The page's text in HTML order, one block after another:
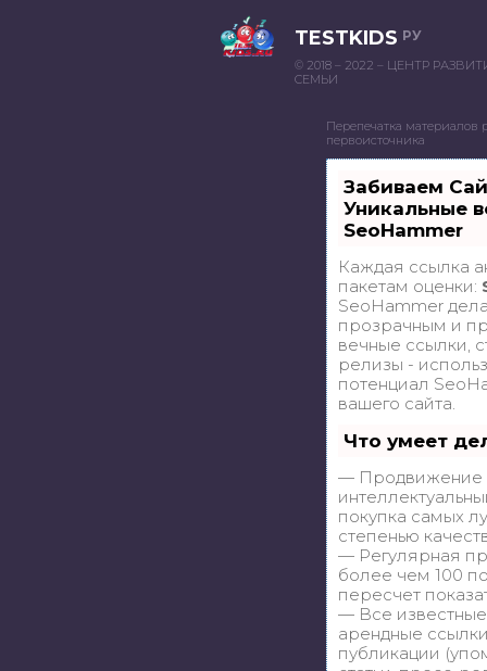
TESTKIDS РУ
© 2018 – 2022 – ЦЕНТР
СЕМЬИ
Перепечатка материалов
первоисточника
Забиваем
Уникальные
SeoHammer
Каждая ссылка
пакетам оценки:
SeoHammer
прозрачным и
вечные ссылки,
релизы -
потенциал
вашего сайта.
Что умеет
— Продвижение
покупка самых
степенью
— Регулярная
более чем 100
пересчет
— Все
арендные
публикации